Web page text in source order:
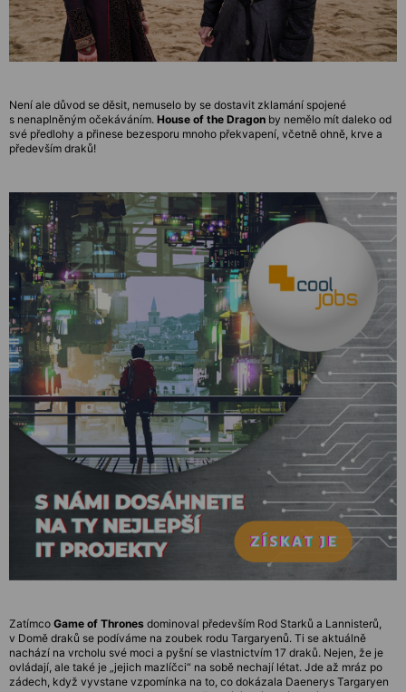
Není ale důvod se děsit, nemuselo by se dostavit zklamání spojené
s nenaplněným očekáváním. House of the Dragon by nemělo mít daleko od
své předlohy a přinese bezesporu mnoho překvapení, včetně ohně, krve a
především draků!
Zatímco Game of Thrones dominoval především Rod Starků a Lannisterů,
v Domě draků se podíváme na zoubek rodu Targaryenů. Ti se aktuálně
nachází na vrcholu své moci a pyšní se vlastnictvím 17 draků. Nejen, že je
ovládají, ale také je „jejich mazlíčci“ na sobě nechají létat. Jde až mráz po
zádech, když vyvstane vzpomínka na to, co dokázala Daenerys Targaryen